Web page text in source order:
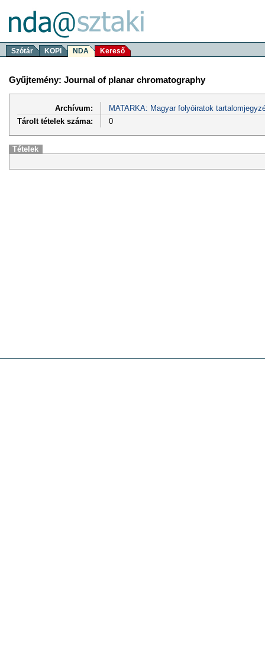
Szótár KOPI NDA Kereső
Gyűjtemény: Journal of planar chromatography
Archívum:
MATARKA: Magyar folyóiratok
Tárolt tételek száma:
0
Tételek